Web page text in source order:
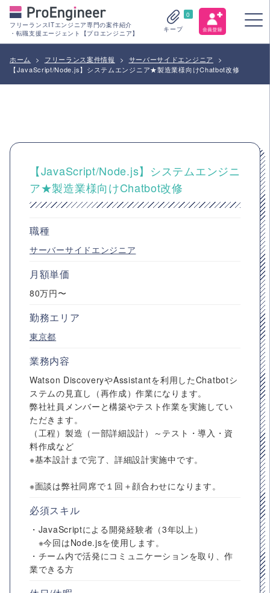
フリーランスITエンジニア専門の案件紹介
・転職支援エージェント【プロエンジニア】
0
キープ
ホーム > フリーランス案件情報 > サーバーサイドエンジニア
>
【JavaScript/Node.js】システムエンジニア★製造業様向けChatbot改修
【JavaScript/Node.js】システムエンジニ
ア★製造業様向けChatbot改修
職種
サーバーサイドエンジニア
月額単価
80万円〜
勤務エリア
東京都
業務内容
Watson DiscoveryやAssistantを利用したChatbotシ
ステムの見直し（再作成）作業になります。
弊社社員メンバーと構築やテスト作業を実施してい
ただきます。
（工程）製造（一部詳細設計）～テスト・導入・資
料作成など
※基本設計まで完了、詳細設計実施中です。
※面談は弊社同席で１回＋顔合わせになります。
必須スキル
・JavaScriptによる開発経験者（3年以上）
※今回はNode.jsを使用します。
・チーム内で活発にコミュニケーションを取り、作
業できる方